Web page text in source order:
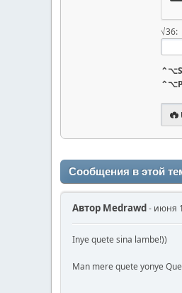
√36:
⌃⌥S
⌃⌥P
Сообщения в этой
Автор Medrawd- июня
Inye quete sina lambe!))
Man mere quete yonye